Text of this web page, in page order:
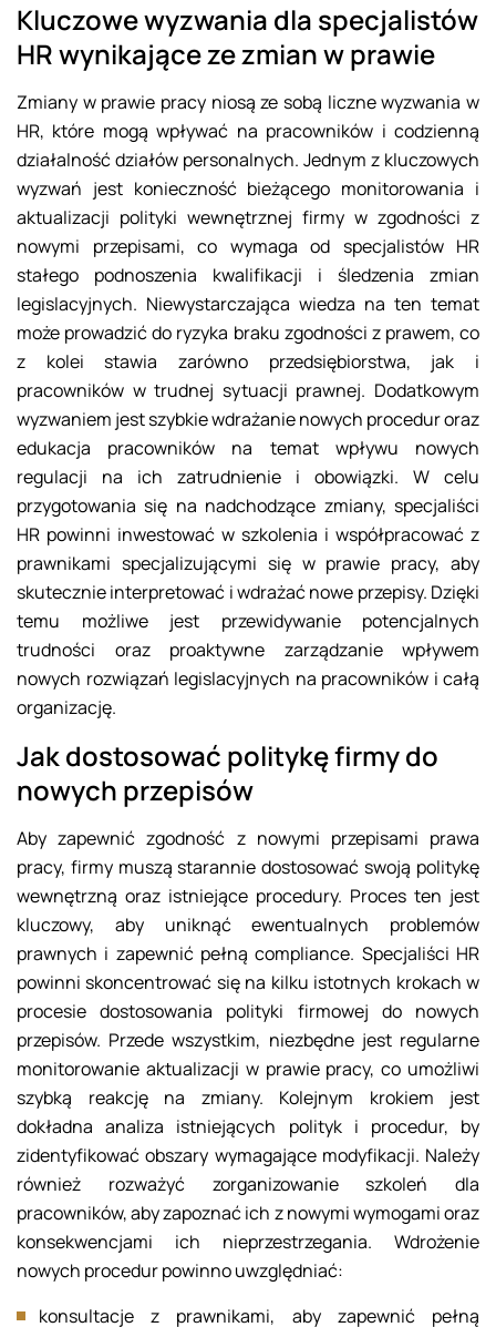
Kluczowe wyzwania dla specjalistów
HR wynikające ze zmian w prawie
Zmiany w prawie pracy niosą ze sobą liczne wyzwania w
HR, które mogą wpływać na pracowników i codzienną
działalność działów personalnych. Jednym z kluczowych
wyzwań jest konieczność bieżącego monitorowania i
aktualizacji polityki wewnętrznej firmy w zgodności z
nowymi przepisami, co wymaga od specjalistów HR
stałego podnoszenia kwalifikacji i śledzenia zmian
legislacyjnych. Niewystarczająca wiedza na ten temat
może prowadzić do ryzyka braku zgodności z prawem, co
z kolei stawia zarówno przedsiębiorstwa, jak i
pracowników w trudnej sytuacji prawnej. Dodatkowym
wyzwaniem jest szybkie wdrażanie nowych procedur oraz
edukacja pracowników na temat wpływu nowych
regulacji na ich zatrudnienie i obowiązki. W celu
przygotowania się na nadchodzące zmiany, specjaliści
HR powinni inwestować w szkolenia i współpracować z
prawnikami specjalizującymi się w prawie pracy, aby
skutecznie interpretować i wdrażać nowe przepisy. Dzięki
temu możliwe jest przewidywanie potencjalnych
trudności oraz proaktywne zarządzanie wpływem
nowych rozwiązań legislacyjnych na pracowników i całą
organizację.
Jak dostosować politykę firmy do
nowych przepisów
Aby zapewnić zgodność z nowymi przepisami prawa
pracy, firmy muszą starannie dostosować swoją politykę
wewnętrzną oraz istniejące procedury. Proces ten jest
kluczowy, aby uniknąć ewentualnych problemów
prawnych i zapewnić pełną compliance. Specjaliści HR
powinni skoncentrować się na kilku istotnych krokach w
procesie dostosowania polityki firmowej do nowych
przepisów. Przede wszystkim, niezbędne jest regularne
monitorowanie aktualizacji w prawie pracy, co umożliwi
szybką reakcję na zmiany. Kolejnym krokiem jest
dokładna analiza istniejących polityk i procedur, by
zidentyfikować obszary wymagające modyfikacji. Należy
również rozważyć zorganizowanie szkoleń dla
pracowników, aby zapoznać ich z nowymi wymogami oraz
konsekwencjami ich nieprzestrzegania. Wdrożenie
nowych procedur powinno uwzględniać:
konsultacje z prawnikami, aby zapewnić pełną